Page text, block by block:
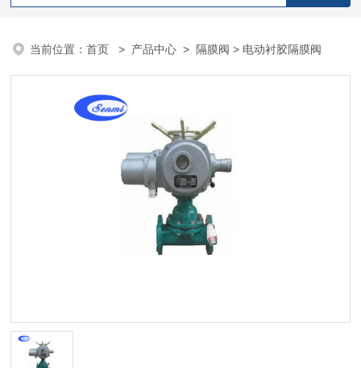
当前位置：首页 > 产品中心 > 隔膜阀 > 电动衬胶隔膜阀